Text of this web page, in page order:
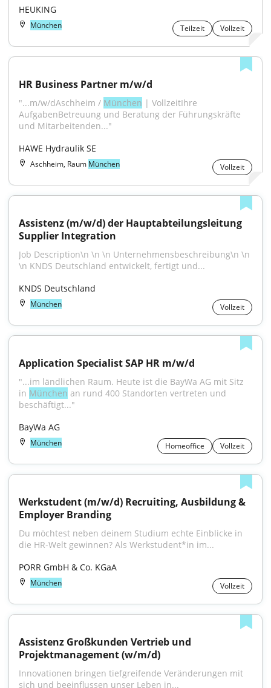
HEUKING
München Teilzeit Vollzeit
HR Business Partner m/w/d
"...m/w/dAschheim / München | VollzeitIhre
AufgabenBetreuung und Beratung der Führungskräfte
und Mitarbeitenden..."
HAWE Hydraulik SE
Aschheim, Raum München Vollzeit
Assistenz (m/w/d) der Hauptabteilungsleitung
Supplier Integration
Job Description\n \n \n Unternehmensbeschreibung\n \n
\n KNDS Deutschland entwickelt, fertigt und...
KNDS Deutschland
München Vollzeit
Application Specialist SAP HR m/w/d
"...im ländlichen Raum. Heute ist die BayWa AG mit Sitz
in München an rund 400 Standorten vertreten und
beschäftigt..."
BayWa AG
München Homeoffice Vollzeit
Werkstudent (m/w/d) Recruiting, Ausbildung &
Employer Branding
Du möchtest neben deinem Studium echte Einblicke in
die HR-Welt gewinnen? Als Werkstudent*in im...
PORR GmbH & Co. KGaA
München Vollzeit
Assistenz Großkunden Vertrieb und
Projektmanagement (w/m/d)
Innovationen bringen tiefgreifende Veränderungen mit
sich und beeinflussen unser Leben in...